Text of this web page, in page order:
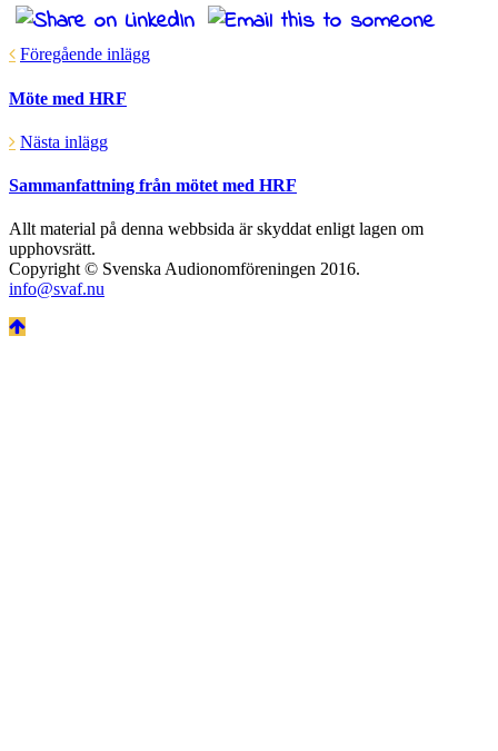
Föregående inlägg
Möte med HRF
Nästa inlägg
Sammanfattning från mötet med HRF
Allt material på denna webbsida är skyddat enligt lagen om
upphovsrätt.
Copyright © Svenska Audionomföreningen 2016.
info@svaf.nu